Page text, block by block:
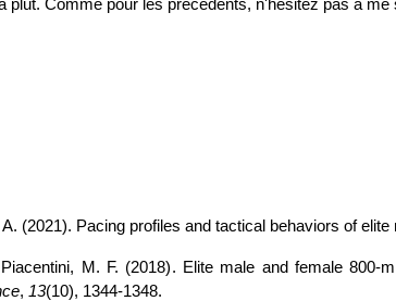
plut. Comme pour les précédents, n'hésitez pas à
(2021). Pacing profiles and tactical behaviors of elite
, 13(10), 1344-1348.